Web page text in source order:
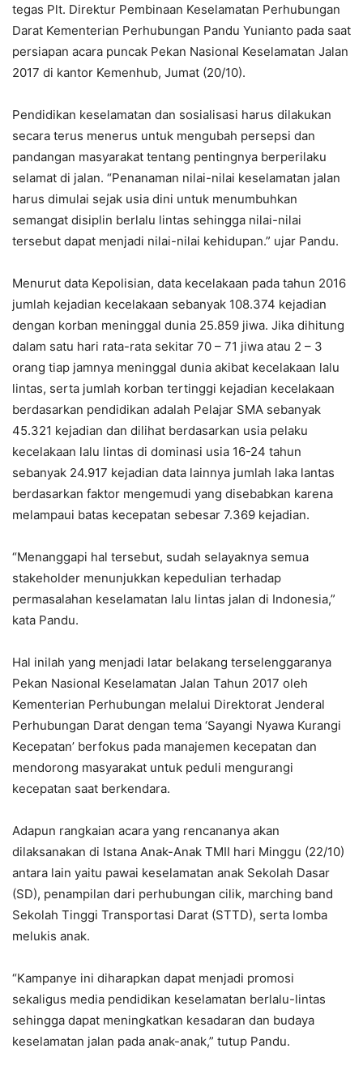
tegas Plt. Direktur Pembinaan Keselamatan Perhubungan
Darat Kementerian Perhubungan Pandu Yunianto pada saat
persiapan acara puncak Pekan Nasional Keselamatan Jalan
2017 di kantor Kemenhub, Jumat (20/10).
Pendidikan keselamatan dan sosialisasi harus dilakukan
secara terus menerus untuk mengubah persepsi dan
pandangan masyarakat tentang pentingnya berperilaku
selamat di jalan. “Penanaman nilai-nilai keselamatan jalan
harus dimulai sejak usia dini untuk menumbuhkan
semangat disiplin berlalu lintas sehingga nilai-nilai
tersebut dapat menjadi nilai-nilai kehidupan.” ujar Pandu.
Menurut data Kepolisian, data kecelakaan pada tahun 2016
jumlah kejadian kecelakaan sebanyak 108.374 kejadian
dengan korban meninggal dunia 25.859 jiwa. Jika dihitung
dalam satu hari rata-rata sekitar 70 – 71 jiwa atau 2 – 3
orang tiap jamnya meninggal dunia akibat kecelakaan lalu
lintas, serta jumlah korban tertinggi kejadian kecelakaan
berdasarkan pendidikan adalah Pelajar SMA sebanyak
45.321 kejadian dan dilihat berdasarkan usia pelaku
kecelakaan lalu lintas di dominasi usia 16-24 tahun
sebanyak 24.917 kejadian data lainnya jumlah laka lantas
berdasarkan faktor mengemudi yang disebabkan karena
melampaui batas kecepatan sebesar 7.369 kejadian.
“Menanggapi hal tersebut, sudah selayaknya semua
stakeholder menunjukkan kepedulian terhadap
permasalahan keselamatan lalu lintas jalan di Indonesia,”
kata Pandu.
Hal inilah yang menjadi latar belakang terselenggaranya
Pekan Nasional Keselamatan Jalan Tahun 2017 oleh
Kementerian Perhubungan melalui Direktorat Jenderal
Perhubungan Darat dengan tema ‘Sayangi Nyawa Kurangi
Kecepatan’ berfokus pada manajemen kecepatan dan
mendorong masyarakat untuk peduli mengurangi
kecepatan saat berkendara.
Adapun rangkaian acara yang rencananya akan
dilaksanakan di Istana Anak-Anak TMII hari Minggu (22/10)
antara lain yaitu pawai keselamatan anak Sekolah Dasar
(SD), penampilan dari perhubungan cilik, marching band
Sekolah Tinggi Transportasi Darat (STTD), serta lomba
melukis anak.
“Kampanye ini diharapkan dapat menjadi promosi
sekaligus media pendidikan keselamatan berlalu-lintas
sehingga dapat meningkatkan kesadaran dan budaya
keselamatan jalan pada anak-anak,” tutup Pandu.